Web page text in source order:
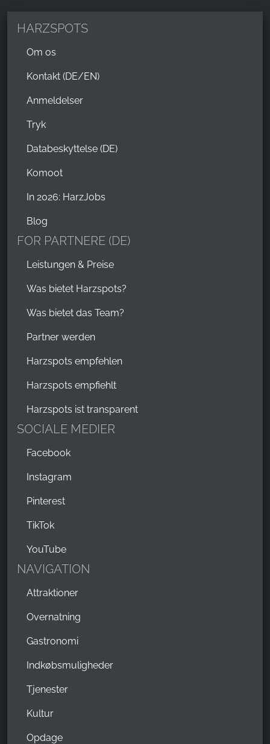
HARZSPOTS
Om os
Kontakt (DE/EN)
Anmeldelser
Tryk
Databeskyttelse (DE)
Komoot
In 2026: HarzJobs
Blog
FOR PARTNERE (DE)
Leistungen & Preise
Was bietet Harzspots?
Was bietet das Team?
Partner werden
Harzspots empfehlen
Harzspots empfiehlt
Harzspots ist transparent
SOCIALE MEDIER
Facebook
Instagram
Pinterest
TikTok
YouTube
NAVIGATION
Attraktioner
Overnatning
Gastronomi
Indkøbsmuligheder
Tjenester
Kultur
Opdage